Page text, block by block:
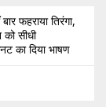
फहराया तिरंगा,
सीधी
का दिया भाषण